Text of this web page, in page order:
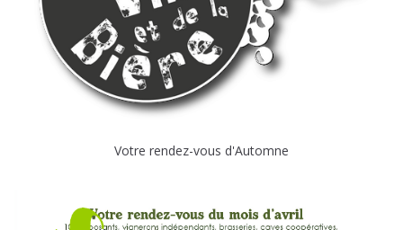
Votre rendez-vous d'Automne